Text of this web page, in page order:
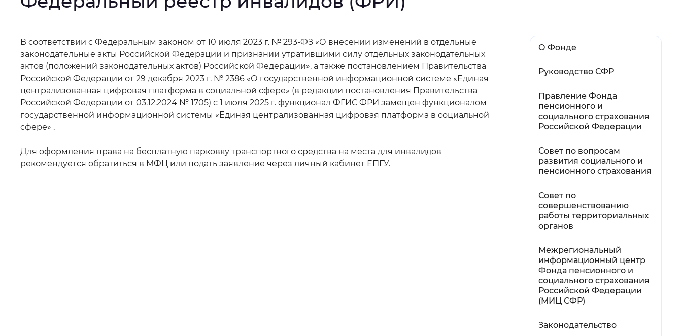
Интервал между буквами: Нормальный Увеличенный
Цвет сайта: Монохромный Инверсивный монохромный Синий фон
Изображения: Включены Выключены
Звуковой ассистент
Основная
информация
В соответствии с Федеральным законом от 10 июля 2023 г. № 293-ФЗ «О внесении изменений в отдельные
законодательные акты Российской Федерации и признании утратившими силу отдельных законодательных
актов (положений законодательных актов) Российской Федерации», а также постановлением Правительства
Российской Федерации от 29 декабря 2023 г. № 2386 «О государственной информационной системе «Единая
централизованная цифровая платформа в социальной сфере» (в редакции постановления Правительства
Российской Федерации от 03.12.2024 № 1705) с 1 июля 2025 г. функционал ФГИС ФРИ замещен функционалом
государственной информационной системы «Единая централизованная цифровая платформа в социальной
сфере» .
Для оформления права на бесплатную парковку транспортного средства на места для инвалидов
рекомендуется обратиться в МФЦ или подать заявление через личный кабинет ЕПГУ.
О Фонде
Руководство СФР
Правление Фонда
пенсионного и
социального страхования
Российской Федерации
Совет по вопросам
развития социального и
пенсионного страхования
Совет по
совершенствованию
работы территориальных
органов
Межрегиональный
информационный центр
Фонда пенсионного и
социального страхования
Российской Федерации
(МИЦ СФР)
Законодательство